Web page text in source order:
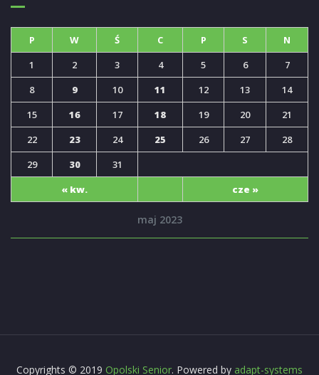
maj 2023
P W Ś C P S N
« kw. cze »
1 2 3 4 5 6
7
8
9 10 11 12 13
14
15
16 17 18 19 20
21
22
23 24 25 26 27
28
29
30 31
Copyrights © 2019 Opolski Senior. Powered by adapt-systems